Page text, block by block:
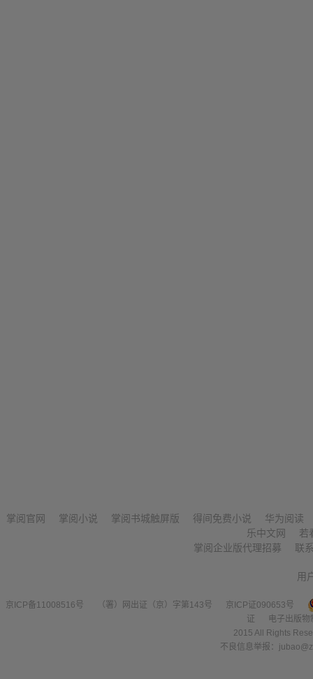
掌阅官网 掌阅小说 掌阅书城触屏版 得间免费小说
华为阅读
乐中文网
若
掌阅企业版代理招募
联
用
京ICP备11008516号 （署）网出证（京）字第143号
京ICP证090653号
证
电子出版
2015 All Rights
不良信息举报：